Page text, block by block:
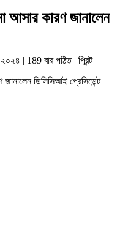
আসার কারণ জানালেন
| 189 বার পঠিত | প্রিন্ট